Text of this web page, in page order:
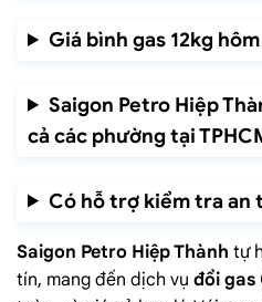
Giá bình gas 12kg
Saigon Petro Hiệp
cả các phường tại
Có hỗ trợ kiểm tra an
Saigon Petro Hiệp Thành tự
tín, mang đến dịch vụ đổi gas